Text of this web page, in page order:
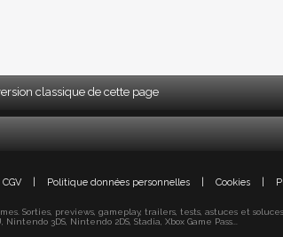
classique de cette page
CGV Politique données personnelles Cookies
previews, gameplay, trailers, tests, astuces et soluces...
3DS, Nintendo 2DS, Stadia, Xbox Game Pass...